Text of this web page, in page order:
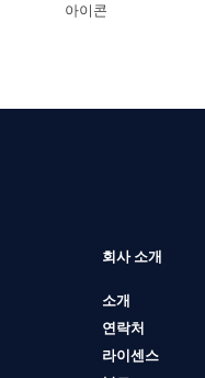
아이콘
회사 소개
소개
연락처
라이센스